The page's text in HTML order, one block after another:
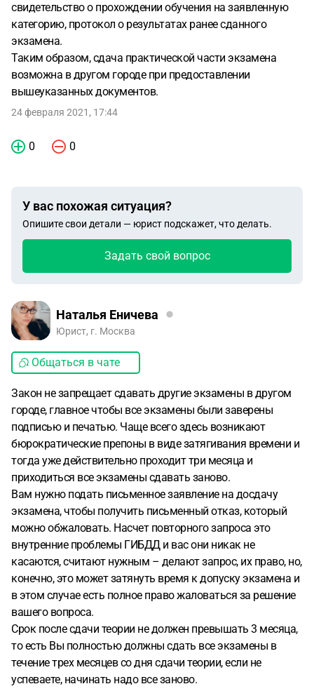
свидетельство о прохождении обучения на заявленную
категорию, протокол о результатах ранее сданного
экзамена.
Таким образом, сдача практической части экзамена
возможна в другом городе при предоставлении
вышеуказанных документов.
24 февраля 2021, 17:44
0 0
У вас похожая ситуация?
Опишите свои детали — юрист подскажет, что делать.
Задать свой вопрос
Наталья Еничева
Юрист, г. Москва
Общаться в чате
Закон не запрещает сдавать другие экзамены в другом
городе, главное чтобы все экзамены были заверены
подписью и печатью. Чаще всего здесь возникают
бюрократические препоны в виде затягивания времени и
тогда уже действительно проходит три месяца и
приходиться все экзамены сдавать заново.
Вам нужно подать письменное заявление на досдачу
экзамена, чтобы получить письменный отказ, который
можно обжаловать. Насчет повторного запроса это
внутренние проблемы ГИБДД и вас они никак не
касаются, считают нужным – делают запрос, их право, но,
конечно, это может затянуть время к допуску экзамена и
в этом случае есть полное право жаловаться за решение
вашего вопроса.
Срок после сдачи теории не должен превышать 3 месяца,
то есть Вы полностью должны сдать все экзамены в
течение трех месяцев со дня сдачи теории, если не
успеваете, начинать надо все заново.